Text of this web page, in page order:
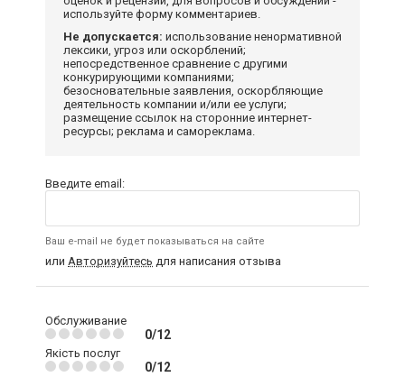
используйте форму комментариев.
Не допускается: использование ненормативной
лексики, угроз или оскорблений;
непосредственное сравнение с другими
конкурирующими компаниями;
безосновательные заявления, оскорбляющие
деятельность компании и/или ее услуги;
размещение ссылок на сторонние интернет-
ресурсы; реклама и самореклама.
Введите email:
Ваш e-mail не будет показываться на сайте
или Авторизуйтесь для написания отзыва
Обслуживание
0/12
Якість послуг
0/12